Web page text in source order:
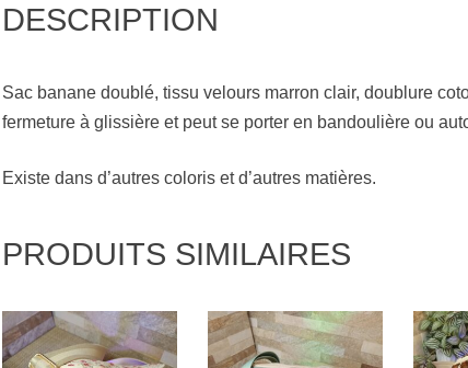
DESCRIPTION
Sac banane doublé, tissu velours marron clair, doublure
fermeture à glissière et peut se porter en bandoulière ou
Existe dans d’autres coloris et d’autres matières.
PRODUITS SIMILAIRES